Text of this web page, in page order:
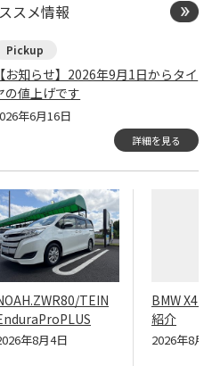
スメ情報
【お知らせ】2026年9月1日からタイ
の値上げです
年6月16日
詳細を見る
TEIN
年8月4日
BMW X4
紹介
2026年8月